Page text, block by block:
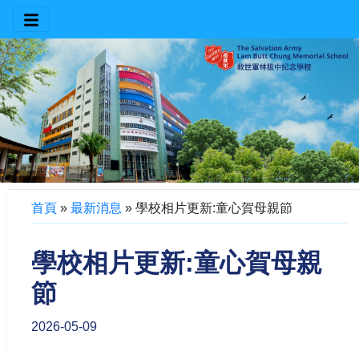
首頁 » 最新消息 » 學校相片更新:童心賀母親節
學校相片更新:童心賀母親
節
2026-05-09